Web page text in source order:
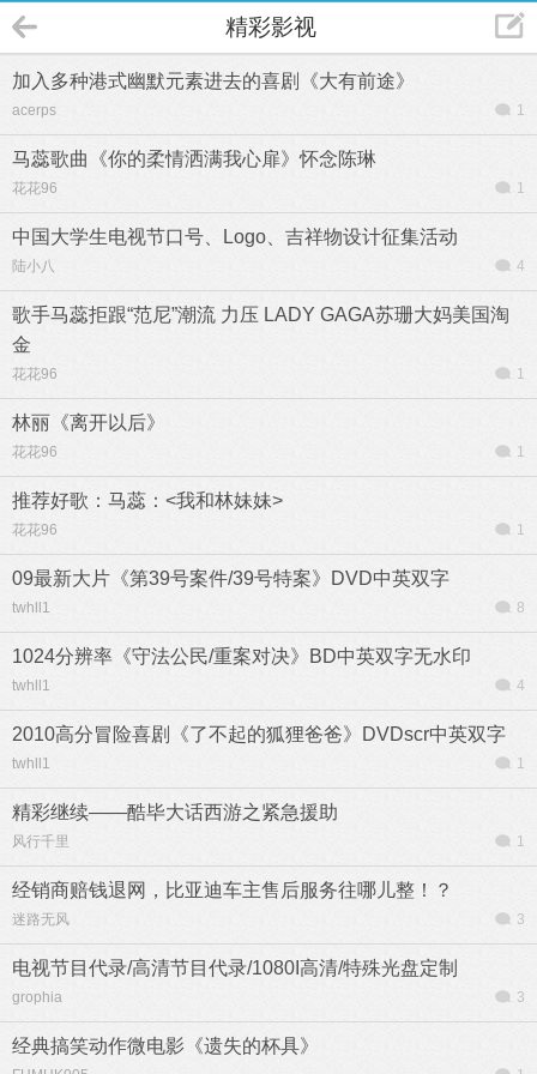
精彩影视
加入多种港式幽默元素进去的喜剧《大有前途》
acerps 1
马蕊歌曲《你的柔情洒满我心扉》怀念陈琳
花花96 1
中国大学生电视节口号、Logo、吉祥物设计征集活动
陆小八 4
歌手马蕊拒跟“范尼”潮流 力压 LADY GAGA苏珊大妈美国淘
金
花花96 1
林丽《离开以后》
花花96 1
推荐好歌：马蕊：<我和林妹妹>
花花96 1
09最新大片《第39号案件/39号特案》DVD中英双字
twhll1 8
1024分辨率《守法公民/重案对决》BD中英双字无水印
twhll1 4
2010高分冒险喜剧《了不起的狐狸爸爸》DVDscr中英双字
twhll1 1
精彩继续——酷毕大话西游之紧急援助
风行千里 1
经销商赔钱退网，比亚迪车主售后服务往哪儿整！？
迷路无风 3
电视节目代录/高清节目代录/1080I高清/特殊光盘定制
grophia 3
经典搞笑动作微电影《遗失的杯具》